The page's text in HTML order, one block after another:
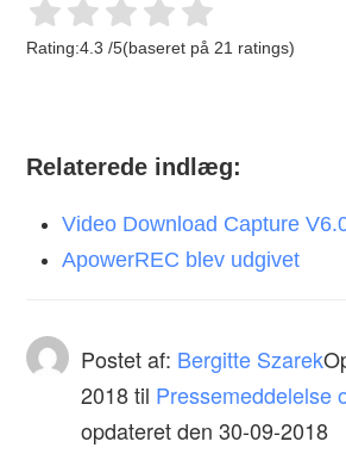
Rating:4.3 /5(baseret på 21 ratings)
Relaterede indlæg:
Video Download Capture
ApowerREC blev udgivet
Postet af: Bergitte Szarek
2018 til Pressemeddelelse
opdateret den 30-09-2018